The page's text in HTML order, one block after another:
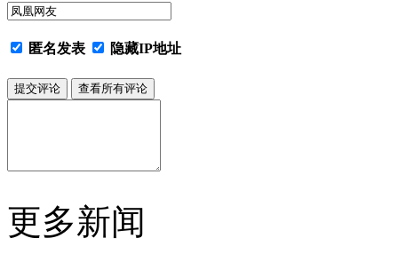
匿名发表 隐藏IP地址
更多新闻